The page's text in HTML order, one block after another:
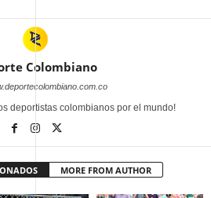
Colombiano
deportistas colombianos por el mundo!
MORE FROM AUTHOR